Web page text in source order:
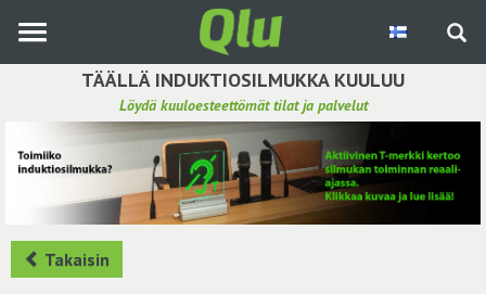
pääsisältöön
TÄÄLLÄ INDUKTIOSILMUKKA KUULUU
Löydä kuuloesteettömät tilat ja palvelut
Etsi induktiosilmukka
Tee ehdotus ja vaikuta kuulemiskokemukseen
Hae ehdotuksia
Käyttöohje
Takaisin